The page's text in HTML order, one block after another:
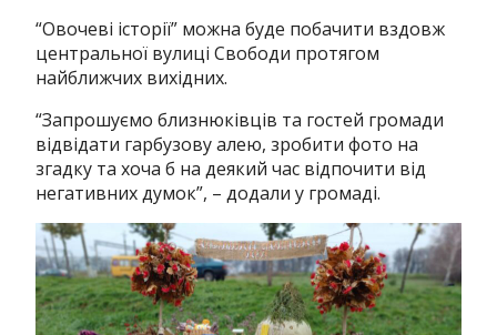
“Овочеві історії” можна буде побачити вздовж
центральної вулиці Свободи протягом
найближчих вихідних.
“Запрошуємо близнюківців та гостей громади
відвідати гарбузову алею, зробити фото на
згадку та хоча б на деякий час відпочити від
негативних думок”, – додали у громаді.